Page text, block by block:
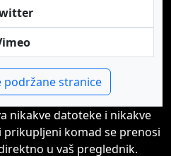
podržane stranice
nikakve datoteke i nikakve
prikupljeni komad se prenosi
u vaš preglednik.